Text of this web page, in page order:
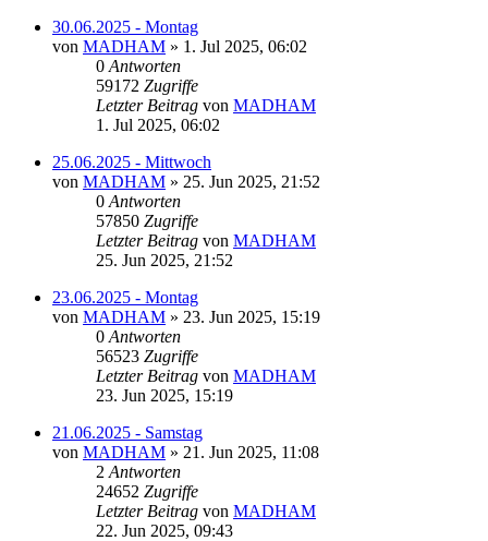
30.06.2025 - Montag
von MADHAM » 1. Jul 2025, 06:02
0 Antworten
59172 Zugriffe
Letzter Beitrag von MADHAM
1. Jul 2025, 06:02
25.06.2025 - Mittwoch
von MADHAM » 25. Jun 2025, 21:52
0 Antworten
57850 Zugriffe
Letzter Beitrag von MADHAM
25. Jun 2025, 21:52
23.06.2025 - Montag
von MADHAM » 23. Jun 2025, 15:19
0 Antworten
56523 Zugriffe
Letzter Beitrag von MADHAM
23. Jun 2025, 15:19
21.06.2025 - Samstag
von MADHAM » 21. Jun 2025, 11:08
2 Antworten
24652 Zugriffe
Letzter Beitrag von MADHAM
22. Jun 2025, 09:43